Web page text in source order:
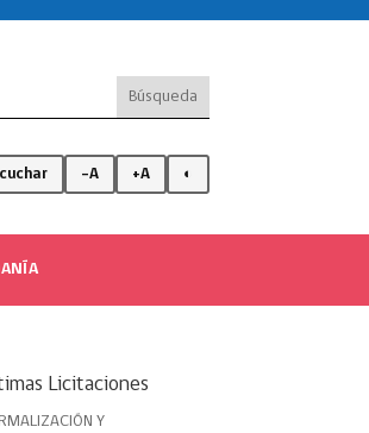
-A +A ◐
Licitaciones
Y